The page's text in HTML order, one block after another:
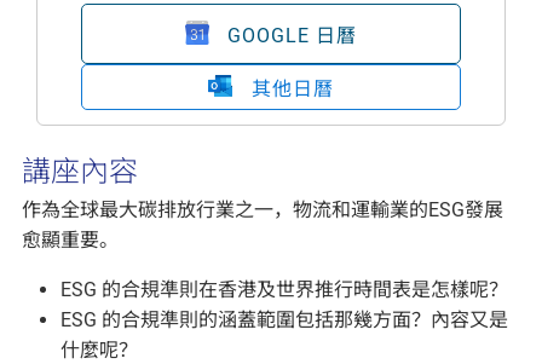
GOOGLE 日曆
其他日曆
講座內容
作為全球最大碳排放行業之一，物流和運輸業的ESG發展
愈顯重要。
ESG 的合規準則在香港及世界推行時間表是怎樣呢？
ESG 的合規準則的涵蓋範圍包括那幾方面？內容又是
什麼呢？